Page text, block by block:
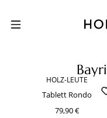
Zum Hauptinhalt
HOLZ-LEUTE
Tablett Rondo
79,90 €